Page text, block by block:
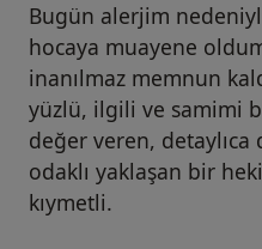
Bugün alerjim
hocaya muayene
inanılmaz memnun
yüzlü, ilgili ve samimi
değer veren, detaylıca
odaklı yaklaşan bir
kıymetli.